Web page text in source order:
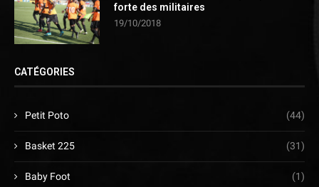
forte des militaires
19/10/2018
CATÉGORIES
Petit Poto (44)
Basket 225 (31)
Baby Foot (1)